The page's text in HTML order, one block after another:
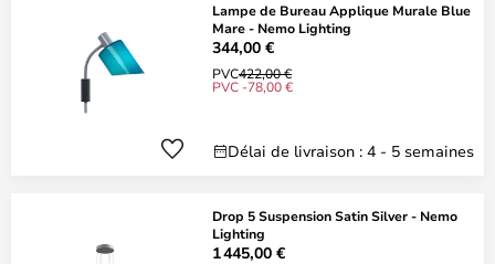
Lampe de Bureau Applique Murale Blue
Mare - Nemo Lighting
344,00 €
PVC422,00 €
PVC -78,00 €
Délai de livraison : 4 - 5 semaines
Drop 5 Suspension Satin Silver - Nemo
Lighting
1 445,00 €